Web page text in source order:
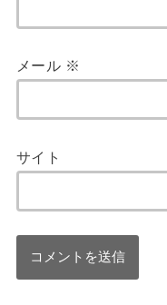
メール ※
サイト